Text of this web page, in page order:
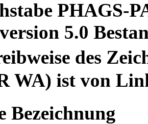
PHAGS-
5.0
des
WA) ist von
Bezeichnung